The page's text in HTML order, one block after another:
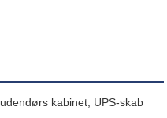
kabinet, UPS-skab